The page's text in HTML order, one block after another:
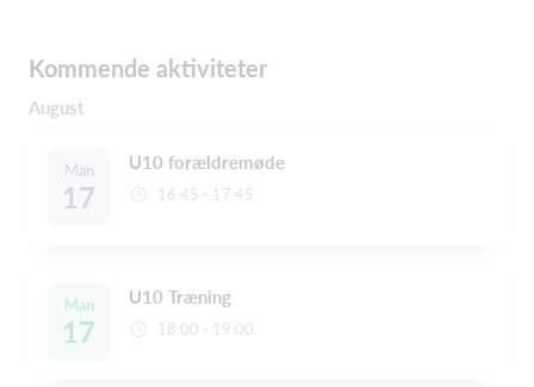
Kommende aktiviteter
August
Man
17
U10 forældremøde
16:45 - 17:45
Man
17
U10 Træning
18:00 - 19:00